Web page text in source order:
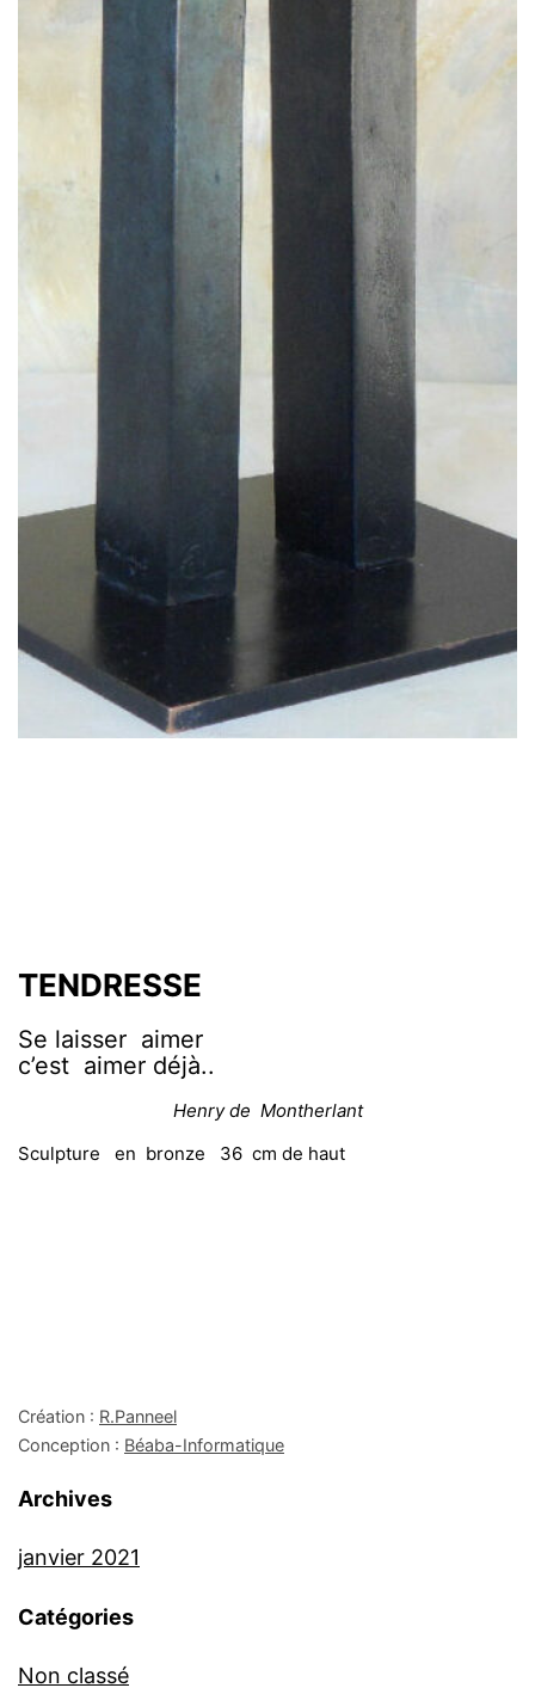
TENDRESSE
Se laisser aimer
c’est aimer déjà..
Henry de Montherlant
Sculpture en bronze 36 cm de haut
Création : R.Panneel
Conception : Béaba-Informatique
Archives
janvier 2021
Catégories
Non classé